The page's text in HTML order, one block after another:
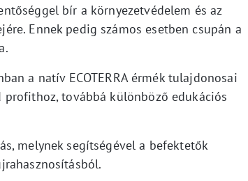
bír a környezetvédelem és az
Ennek pedig számos esetben csupán a
a natív ECOTERRA érmék tulajdonosai
továbbá különböző edukációs
melynek segítségével a befektetők